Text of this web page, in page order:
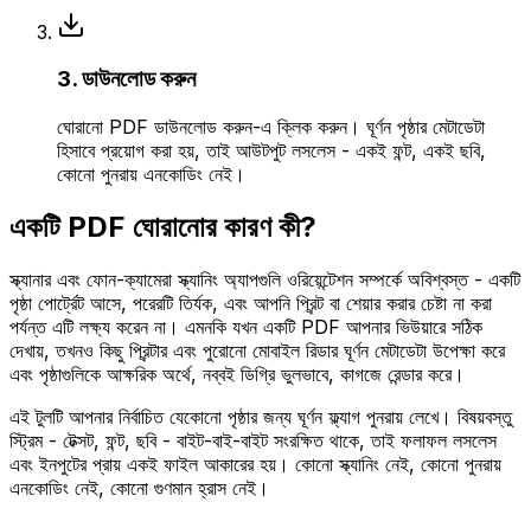
3. ডাউনলোড করুন
ঘোরানো PDF ডাউনলোড করুন-এ ক্লিক করুন। ঘূর্ণন পৃষ্ঠার মেটাডেটা
হিসাবে প্রয়োগ করা হয়, তাই আউটপুট লসলেস - একই ফন্ট, একই ছবি,
কোনো পুনরায় এনকোডিং নেই।
একটি PDF ঘোরানোর কারণ কী?
স্ক্যানার এবং ফোন-ক্যামেরা স্ক্যানিং অ্যাপগুলি ওরিয়েন্টেশন সম্পর্কে অবিশ্বস্ত - একটি
পৃষ্ঠা পোর্ট্রেট আসে, পরেরটি তির্যক, এবং আপনি প্রিন্ট বা শেয়ার করার চেষ্টা না করা
পর্যন্ত এটি লক্ষ্য করেন না। এমনকি যখন একটি PDF আপনার ভিউয়ারে সঠিক
দেখায়, তখনও কিছু প্রিন্টার এবং পুরোনো মোবাইল রিডার ঘূর্ণন মেটাডেটা উপেক্ষা করে
এবং পৃষ্ঠাগুলিকে আক্ষরিক অর্থে, নব্বই ডিগ্রি ভুলভাবে, কাগজে রেন্ডার করে।
এই টুলটি আপনার নির্বাচিত যেকোনো পৃষ্ঠার জন্য ঘূর্ণন ফ্ল্যাগ পুনরায় লেখে। বিষয়বস্তু
স্ট্রিম - টেক্সট, ফন্ট, ছবি - বাইট-বাই-বাইট সংরক্ষিত থাকে, তাই ফলাফল লসলেস
এবং ইনপুটের প্রায় একই ফাইল আকারের হয়। কোনো স্ক্যানিং নেই, কোনো পুনরায়
এনকোডিং নেই, কোনো গুণমান হ্রাস নেই।